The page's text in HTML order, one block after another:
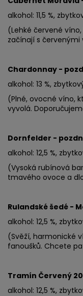
alkohol: 11,5 %,
(Lehké červené
začínají s červenými
Chardonnay -
alkohol: 13 %,
(Plné, ovocné víno,
vyvolá.
Dornfelder -
alkohol: 12,5 %,
(Vysoká rubínová
tmavého ovoce a
Rulandské šedé -
alkohol: 12,5 %,
(Svěží, harmonické
fanoušků. Chcete
Tramín Červený
alkohol: 12,5 %,